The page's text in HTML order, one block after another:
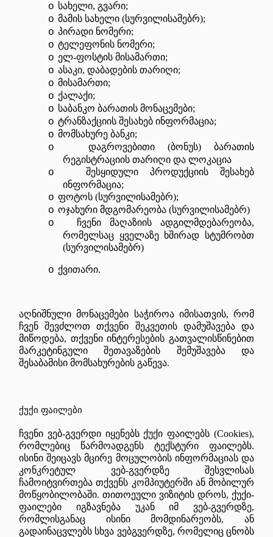
o სახელი, გვარი;
o მამის სახელი (სურვილისამებრ);
o პირადი ნომერი;
o ტელეფონის ნომერი;
o ელ-ფოსტის მისამართი;
o ასაკი, დაბადების თარიღი;
o მისამართი;
o ქალაქი;
o საბანკო ბარათის მონაცემები;
o ტრანზაქციის შესახებ ინფორმაცია;
o მომსახურე ბანკი;
o
დაგროვებითი (ბონუს) ბარათის
რეგისტრაციის თარიღი და ლოკაცია
o
შესყიდული პროდუქციის შესახებ
ინფორმაცია;
o ფოტოს (სურვილისამებრ);
o ოჯახური მდგომარეობა (სურვილისამებრ)
o
ჩვენი მაღაზიის ადგილმდებარეობა,
რომელსაც ყველაზე ხშირად სტუმრობთ
(სურვილისამებრ)
o ქვითარი.
აღნიშნული მონაცემები საჭიროა იმისათვის, რომ
ჩვენ შევძლოთ თქვენი შეკვეთის დამუშავება და
მიწოდება, თქვენი ინტერესების გათვალისწინებით
მარკეტინგული შეთავაზების შემუშავება და
შესაბამისი მომსახურების გაწევა.
ქუქი ფაილები
ჩვენი ვებ-გვერდი იყენებს ქუქი ფაილებს (Cookies),
რომლებიც წარმოადგენს ტექსტური ფაილებს.
ისინი შეიცავს მცირე მოცულობის ინფორმაციას და
კონკრეტულ ვებ-გვერდზე შესვლისას
ჩამოიტვირთება თქვენს კომპიუტერში ან მობილურ
მოწყობილობაში. თითოეული ვიზიტის დროს, ქუქი-
ფაილები იგზავნება უკან იმ ვებ-გვერდზე,
რომლისგანაც ისინი მომდინარეობს, ან
გადაინაცვლებს სხვა ვებგვერდზე, რომელიც ცნობს